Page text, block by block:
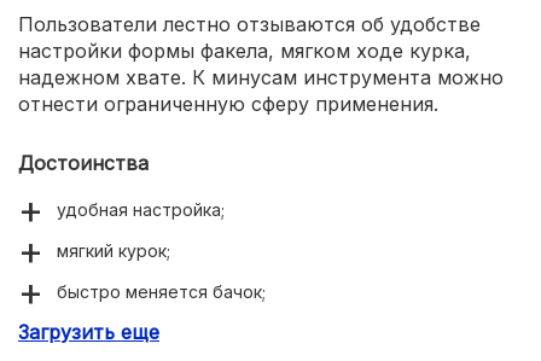
Пользователи лестно отзываются об удобстве
настройки формы факела, мягком ходе курка,
надежном хвате. К минусам инструмента можно
отнести ограниченную сферу применения.
Достоинства
удобная настройка;
мягкий курок;
быстро меняется бачок;
надежный хват.
Загрузить еще